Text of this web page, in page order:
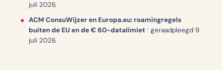
juli 2026.
ACM ConsuWijzer en Europa.eu: roamingregels
buiten de EU en de € 60-datalimiet : geraadpleegd 9
juli 2026.